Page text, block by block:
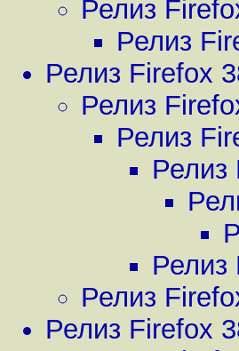
Релиз
Релиз
Релиз Firefox
Релиз
Релиз
Релиз
Релиз
Релиз
Релиз Firefox